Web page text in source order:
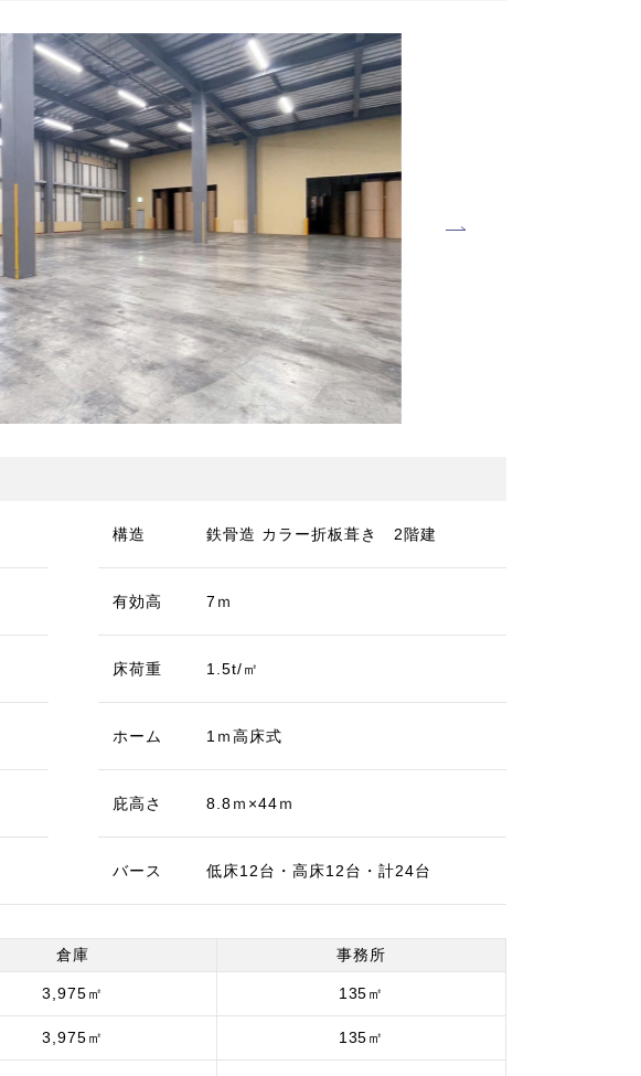
構造 鉄骨造 カラー折板葺き 2階建
有効高 7ｍ
床荷重 1.5t/㎡
ホーム 1ｍ高床式
庇高さ 8.8ｍ×44ｍ
バース 低床12台・高床12台・計24台
倉庫 事務所
3,975㎡ 135㎡
3,975㎡ 135㎡